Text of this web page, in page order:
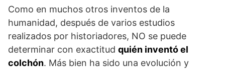
Como en muchos otros inventos de la
humanidad, después de varios estudios
realizados por historiadores, NO se puede
determinar con exactitud quién inventó el
colchón. Más bien ha sido una evolución y